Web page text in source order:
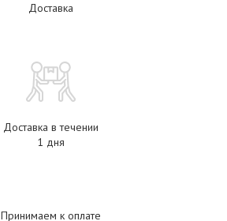
Доставка
Доставка в течении
1 дня
Принимаем к оплате